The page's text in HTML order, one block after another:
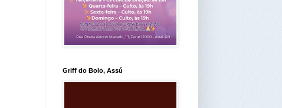
Griff do Bolo, Assú